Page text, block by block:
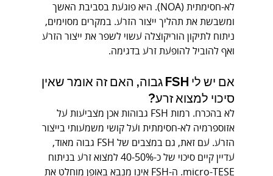
לא-חסימתית (NOA). היא פוגעת בסביבת האשך
ומשבשת את תהליך ייצור הזרע. במקרים מסוימים,
ניתוח לתיקון הוריקוצלה עשוי לשפר את ייצור הזרע
ואף להוביל להופעת זרע בדגימה.
אם יש לי FSH גבוה, האם זה אומר שאין
סיכוי למצוא זרע?
לא בהכרח. רמות FSH גבוהות אכן מצביעות על
אזוספרמיה לא-חסימתית ועל קושי משמעותי בייצור
הזרע. עם זאת, גם במצבים של FSH גבוה מאוד,
עדיין קיים סיכוי של כ-40-50% למצוא זרע בניתוח
micro-TESE. ה-FSH אינו מנבא באופן מוחלט את